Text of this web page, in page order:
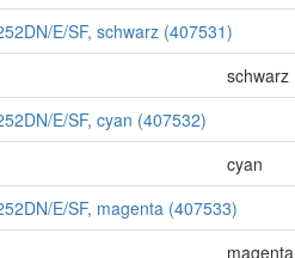
E/SF, schwarz (407531)
schwarz
E/SF, cyan (407532)
cyan
E/SF, magenta (407533)
magenta